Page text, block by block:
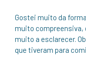
Gostei muito da
muito compreensiva,
muito a esclarecer.
que tiveram para